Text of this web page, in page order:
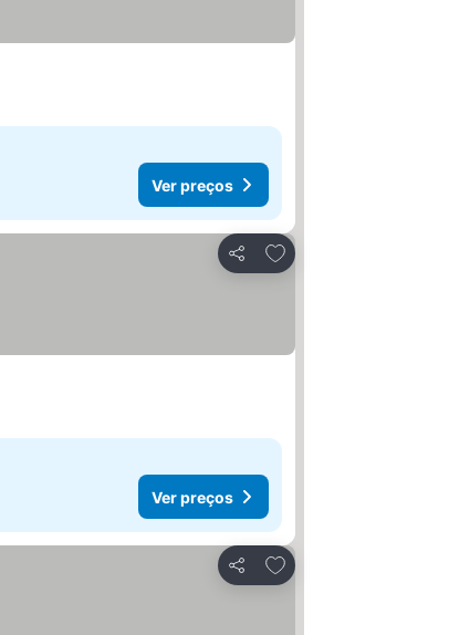
Ver preços
Partilhar
Adicionar aos favoritos
Ver preços
Partilhar
Adicionar aos favoritos